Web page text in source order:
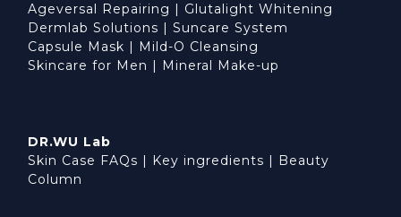
Ageversal Repairing | Glutalight Whitening
Dermlab Solutions | Suncare System
Capsule Mask | Mild-O Cleansing
Skincare for Men | Mineral Make-up
DR.WU Lab
Skin Case FAQs | Key ingredients | Beauty
Column